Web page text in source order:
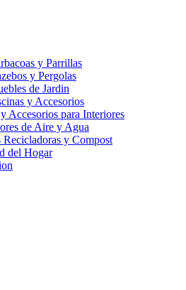
y Parrillas
y Pergolas
de Jardin
y Accesorios
Accesorios para Interiores
de Aire y Agua
Recicladoras y Compost
del Hogar